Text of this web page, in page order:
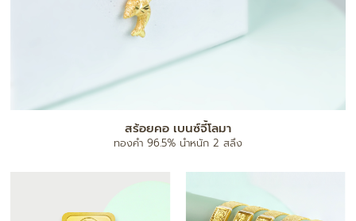
สร้อยคอ เบนซ์จี้โลมา
ทองคำ 96.5% น้ำหนัก 2 สลึง